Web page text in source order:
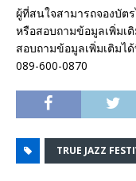
ผู้ที่สนใจสามารถจองบัต
หรือสอบถามข้อมูลเพิ่มเ
สอบถามข้อมูลเพิ่มเติม
089-600-0870
TRUE JAZZ